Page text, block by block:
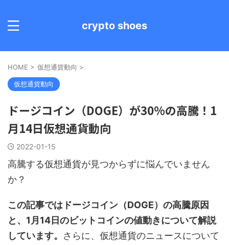
crypto shoes
HOME > 仮想通貨動向 >
仮想通貨動向
ドージコイン（DOGE）が30%の高騰！1
月14日仮想通貨動向
2022-01-15
高騰する仮想通貨が見つからずに悩んでいません
か？
この記事ではドージコイン（DOGE）の高騰原因
と、1月14日のビットコインの値動きについて解説
しています。 さらに、仮想通貨のニュースについて